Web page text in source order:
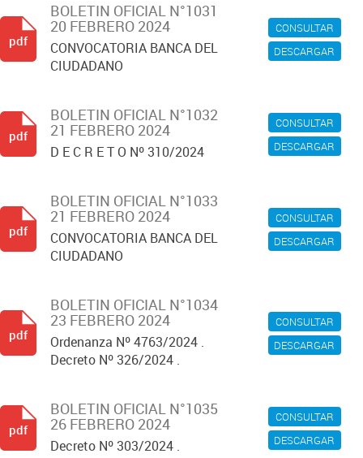
CONSULTAR
DESCARGAR
BOLETIN OFICIAL N°1031
20 FEBRERO 2024
CONVOCATORIA BANCA DEL
CIUDADANO
pdf
CONSULTAR
DESCARGAR
BOLETIN OFICIAL N°1032
21 FEBRERO 2024
D E C R E T O Nº 310/2024
pdf
CONSULTAR
DESCARGAR
BOLETIN OFICIAL N°1033
21 FEBRERO 2024
CONVOCATORIA BANCA DEL
CIUDADANO
pdf
CONSULTAR
DESCARGAR
BOLETIN OFICIAL N°1034
23 FEBRERO 2024
Ordenanza Nº 4763/2024 .
Decreto Nº 326/2024 .
pdf
CONSULTAR
DESCARGAR
BOLETIN OFICIAL N°1035
26 FEBRERO 2024
Decreto Nº 303/2024 .
pdf